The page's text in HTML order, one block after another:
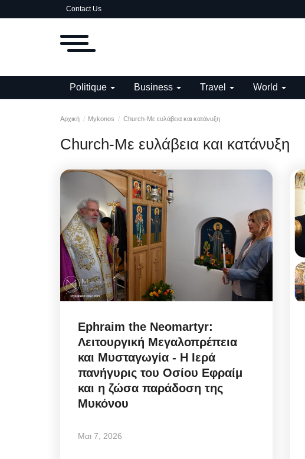
Contact Us
Politique Business Travel World
Αρχική Mykonos Church-Με ευλάβεια και κατάνυξη
Church-Με ευλάβεια και κατάνυξη
Ephraim the Neomartyr:
Λειτουργική Μεγαλοπρέπεια
και Μυσταγωγία - Η Ιερά
πανήγυρις του Οσίου Εφραίμ
και η ζώσα παράδοση της
Μυκόνου
Μαι 7, 2026